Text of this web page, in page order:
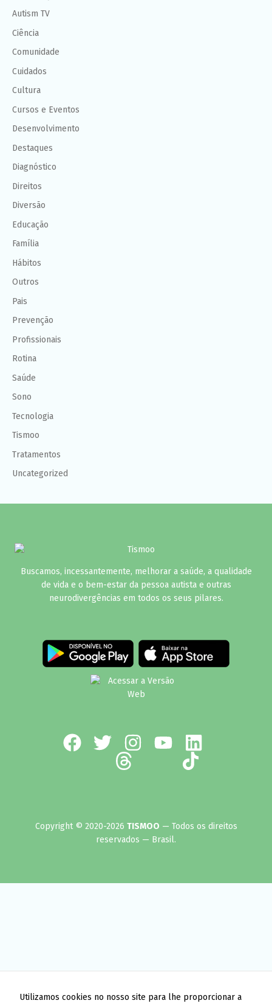
Autism TV
Ciência
Comunidade
Cuidados
Cultura
Cursos e Eventos
Desenvolvimento
Destaques
Diagnóstico
Direitos
Diversão
Educação
Família
Hábitos
Outros
Pais
Prevenção
Profissionais
Rotina
Saúde
Sono
Tecnologia
Tismoo
Tratamentos
Uncategorized
Buscamos, incessantemente, melhorar a saúde, a qualidade
de vida e o bem-estar da pessoa autista e outras
neurodivergências em todos os seus pilares.
Copyright © 2020-2026 TISMOO — Todos os direitos
reservados — Brasil.
Utilizamos cookies no nosso site para lhe proporcionar a